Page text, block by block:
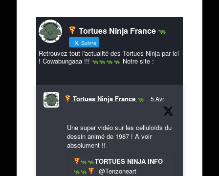
Tortues Ninja France
Suivre
Retrouvez tout l'actualité des Tortues Ninja par ici
! Cowabungaaa !!!
Notre site :
Tortues Ninja France 5 Avr
Une super vidéo sur les celluloïds du
dessin animé de 1987 ! A voir
absolument !!
TORTUES NINJA INFO
@Tenzoneart